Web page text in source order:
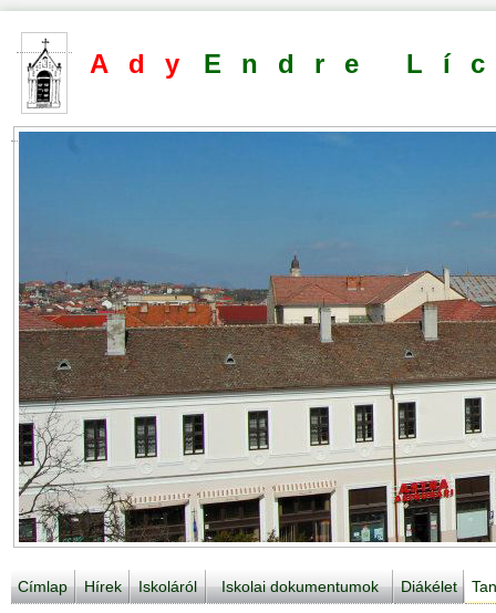
Ady Endre
Címlap Hírek Iskoláról Iskolai dokumentumok Diákélet